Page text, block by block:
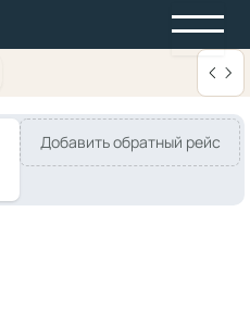
Добавить обратный рейс